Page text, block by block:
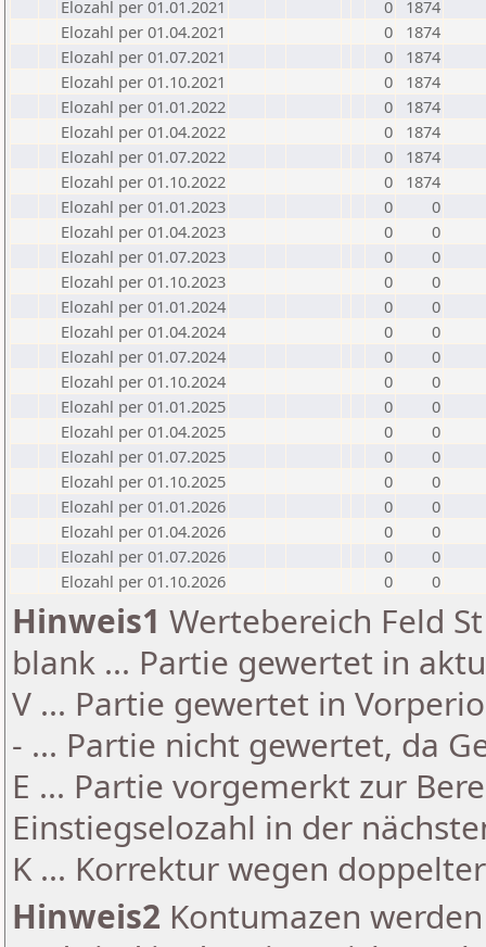
Elozahl per 01.01.2021
0
1874
Elozahl per 01.04.2021
0
1874
Elozahl per 01.07.2021
0
1874
Elozahl per 01.10.2021
0
1874
Elozahl per 01.01.2022
0
1874
Elozahl per 01.04.2022
0
1874
Elozahl per 01.07.2022
0
1874
Elozahl per 01.10.2022
0
1874
Elozahl per 01.01.2023
0
0
Elozahl per 01.04.2023
0
0
Elozahl per 01.07.2023
0
0
Elozahl per 01.10.2023
0
0
Elozahl per 01.01.2024
0
0
Elozahl per 01.04.2024
0
0
Elozahl per 01.07.2024
0
0
Elozahl per 01.10.2024
0
0
Elozahl per 01.01.2025
0
0
Elozahl per 01.04.2025
0
0
Elozahl per 01.07.2025
0
0
Elozahl per 01.10.2025
0
0
Elozahl per 01.01.2026
0
0
Elozahl per 01.04.2026
0
0
Elozahl per 01.07.2026
0
0
Elozahl per 01.10.2026
0 0
Hinweis1 Wertebereich Feld
blank ... Partie gewertet in
V ... Partie gewertet in
- ... Partie nicht gewertet, da
E ... Partie vorgemerkt zur
Einstiegselozahl in der
K ... Korrektur wegen
Hinweis2 Kontumazen